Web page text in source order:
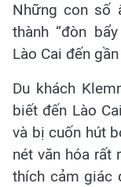
Những con số
thành “đòn
Lào Cai đến
Du khách
biết đến Lào
và bị cuốn hút
nét văn hóa rất
thích cảm giác